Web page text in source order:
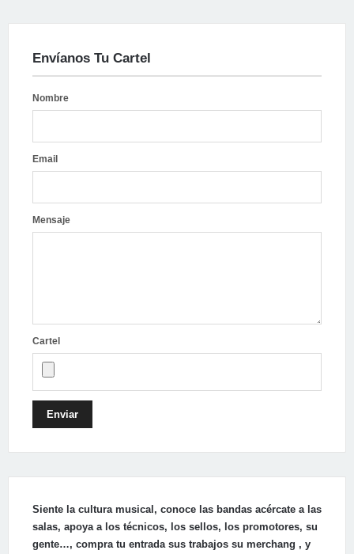
Envíanos Tu Cartel
Nombre
Email
Mensaje
Cartel
Enviar
Siente la cultura musical, conoce las bandas acércate a las
salas, apoya a los técnicos, los sellos, los promotores, su
gente…, compra tu entrada sus trabajos su merchang , y